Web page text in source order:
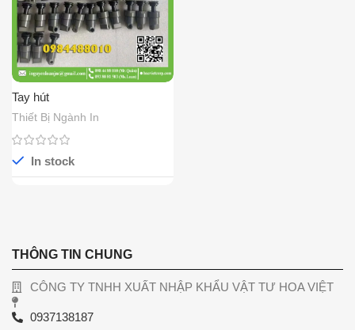
Tay hút
Thiết Bị Ngành In
In stock
THÔNG TIN CHUNG
CÔNG TY TNHH XUẤT NHẬP KHẨU VẬT TƯ HOA VIỆT
0937138187